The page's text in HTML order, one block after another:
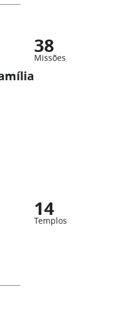
38
Missões
14
Templos